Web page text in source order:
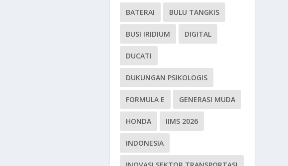
BATERAI BULU TANGKIS
BUSI IRIDIUM DIGITAL
DUCATI
DUKUNGAN PSIKOLOGIS
FORMULA E GENERASI MUDA
HONDA IIMS 2026
INDONESIA